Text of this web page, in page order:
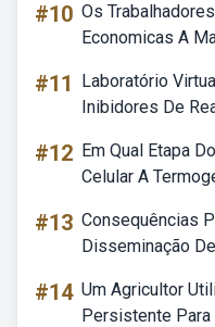
#10 Os
Economicas A
#11
Laboratório
Inibidores De
#12 Em Qual Etapa
Celular A
#13 Consequências
Disseminação
#14 Um Agricultor
Persistente